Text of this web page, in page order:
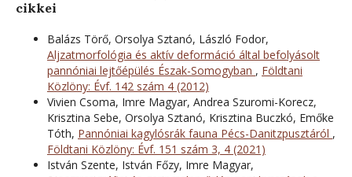
cikkei
Balázs Törő, Orsolya Sztanó, László Fodor,
Aljzatmorfológia és aktív deformáció által befolyásolt
pannóniai lejtőépülés Észak-Somogyban , Földtani
Közlöny: Évf. 142 szám 4 (2012)
Vivien Csoma, Imre Magyar, Andrea Szuromi-Korecz,
Krisztina Sebe, Orsolya Sztanó, Krisztina Buczkó, Emőke
Tóth, Pannóniai kagylósrák fauna Pécs-Danitzpusztáról ,
Földtani Közlöny: Évf. 151 szám 3, 4 (2021)
István Szente, István Főzy, Imre Magyar,